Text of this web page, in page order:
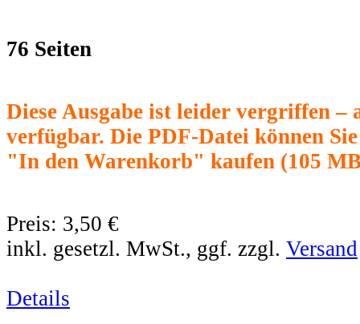
76 Seiten
Diese Ausgabe ist leider vergriffen –
verfügbar. Die PDF-Datei können
"In den Warenkorb" kaufen (105
Preis: 3,50 €
inkl. gesetzl. MwSt., ggf. zzgl. Versand
Details